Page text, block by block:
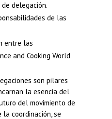
delegación.
de las
entre las
and Cooking World
son pilares
la esencia del
del movimiento de
la coordinación, se